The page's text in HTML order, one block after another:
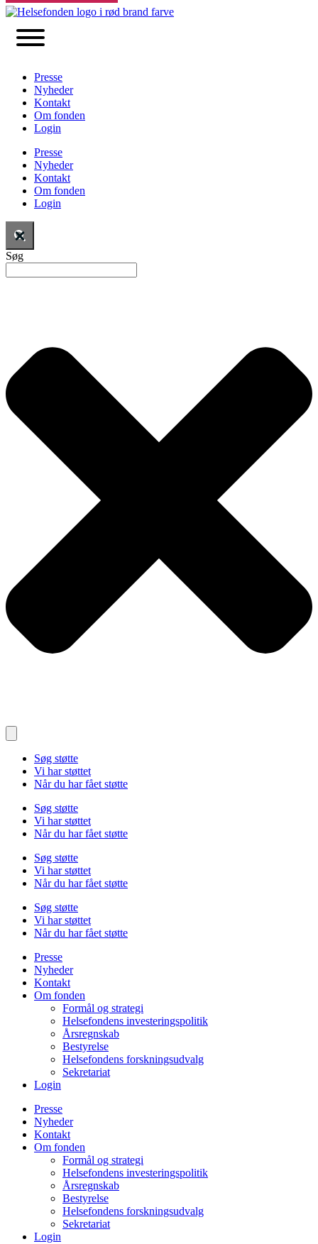
Presse
Nyheder
Kontakt
Om fonden
Login
Presse
Nyheder
Kontakt
Om fonden
Login
Søg
Søg støtte
Vi har støttet
Når du har fået støtte
Søg støtte
Vi har støttet
Når du har fået støtte
Søg støtte
Vi har støttet
Når du har fået støtte
Søg støtte
Vi har støttet
Når du har fået støtte
Presse
Nyheder
Kontakt
Om fonden
Formål og strategi
Helsefondens investeringspolitik
Årsregnskab
Bestyrelse
Helsefondens forskningsudvalg
Sekretariat
Login
Presse
Nyheder
Kontakt
Om fonden
Formål og strategi
Helsefondens investeringspolitik
Årsregnskab
Bestyrelse
Helsefondens forskningsudvalg
Sekretariat
Login